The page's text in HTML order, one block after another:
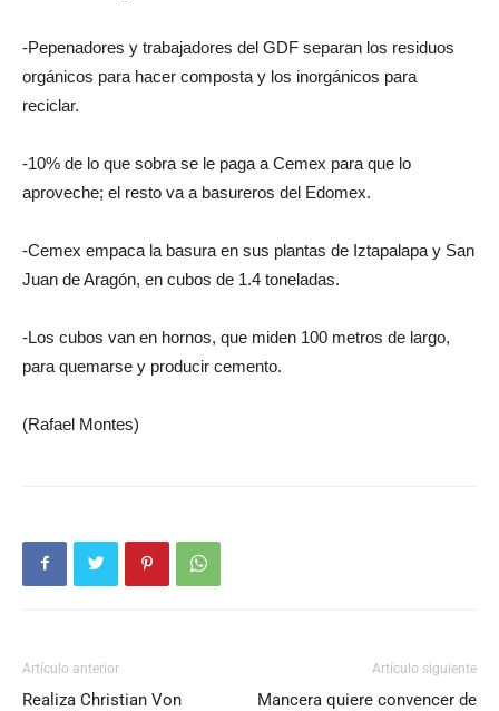
-Pepenadores y trabajadores del GDF separan los residuos
orgánicos para hacer composta y los inorgánicos para
reciclar.
-10% de lo que sobra se le paga a Cemex para que lo
aproveche; el resto va a basureros del Edomex.
-Cemex empaca la basura en sus plantas de Iztapalapa y San
Juan de Aragón, en cubos de 1.4 toneladas.
-Los cubos van en hornos, que miden 100 metros de largo,
para quemarse y producir cemento.
(Rafael Montes)
Artículo anterior
Realiza Christian Von
Artículo siguiente
Mancera quiere convencer de